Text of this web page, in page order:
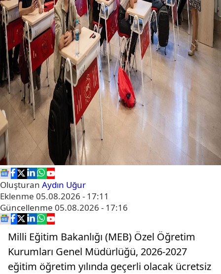
Oluşturan Aydın Uğur
Eklenme 05.08.2026 - 17:11
Güncellenme 05.08.2026 - 17:16
Milli Eğitim Bakanlığı (MEB) Özel Öğretim
Kurumları Genel Müdürlüğü, 2026-2027
eğitim öğretim yılında geçerli olacak ücretsiz